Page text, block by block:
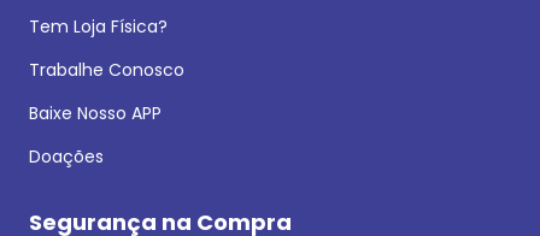
Tem Loja Física?
Trabalhe Conosco
Baixe Nosso APP
Doações
Segurança na Compra